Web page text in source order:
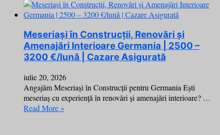
Meseriași în Construcții, Renovări și
Amenajări Interioare Germania | 2500 –
3200 €/lună | Cazare Asigurată
iulie 20, 2026
Angajăm Meseriași în Construcții pentru Germania Ești
meseriaș cu experiență în renovări și amenajări interioare? …
Read More »